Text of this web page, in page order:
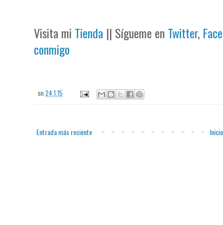
Visita mi Tienda || Sígueme en Twitter,
conmigo
on24.1.15
Entrada más reciente Inicio